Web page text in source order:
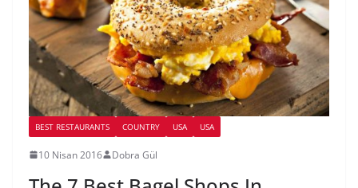
BEST RESTAURANTS COUNTRY USA USA
10 Nisan 2016 Dobra Gül